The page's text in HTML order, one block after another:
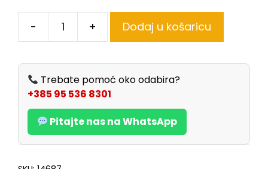
- + Dodaj u košaricu
Trebate pomoć oko odabira?
+385 95 536 8301
Pitajte nas na WhatsApp